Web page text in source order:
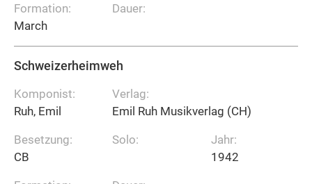
Formation:
March
Dauer:
Schweizerheimweh
Komponist:
Ruh, Emil
Besetzung:
CB
Verlag:
Emil Ruh Musikverlag (CH)
Solo:
Jahr:
1942